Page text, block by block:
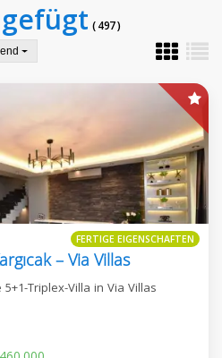
( 497 )
FERTIGE EIGENSCHAFTEN
– Via Villas
Triplex-Villa in Via Villas